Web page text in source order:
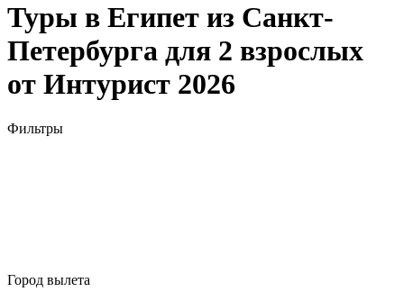
Туры в Египет из Санкт-
Петербурга для 2 взрослых
от Интурист 2026
Фильтры
Город вылета